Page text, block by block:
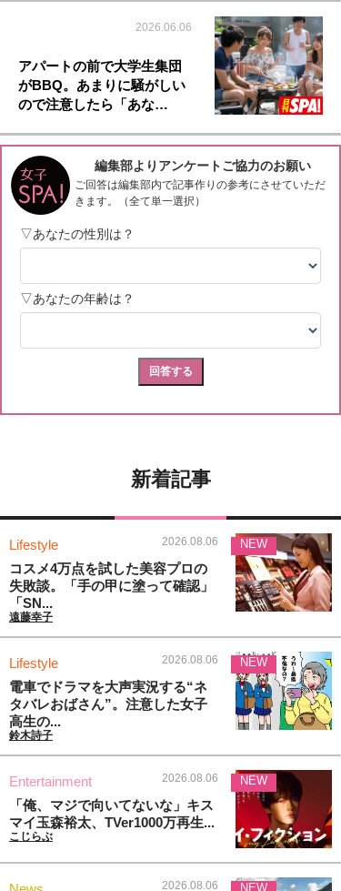
2026.06.06
アパートの前で大学生集団
がBBQ。あまりに騒がしい
ので注意したら「あな…
新着記事
Lifestyle 2026.08.06
コスメ4万点を試した美容プロの
失敗談。「手の甲に塗って確認」
「SN...
遠藤幸子
NEW
Lifestyle 2026.08.06
電車でドラマを大声実況する“ネ
タバレおばさん”。注意した女子
高生の...
鈴木詩子
NEW
Entertainment 2026.08.06
「俺、マジで向いてないな」キス
マイ玉森裕太、TVer1000万再生...
こじらぶ
NEW
2026.08.06 NEW